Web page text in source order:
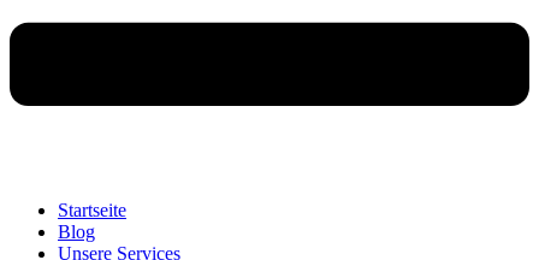
Startseite
Blog
Unsere Services